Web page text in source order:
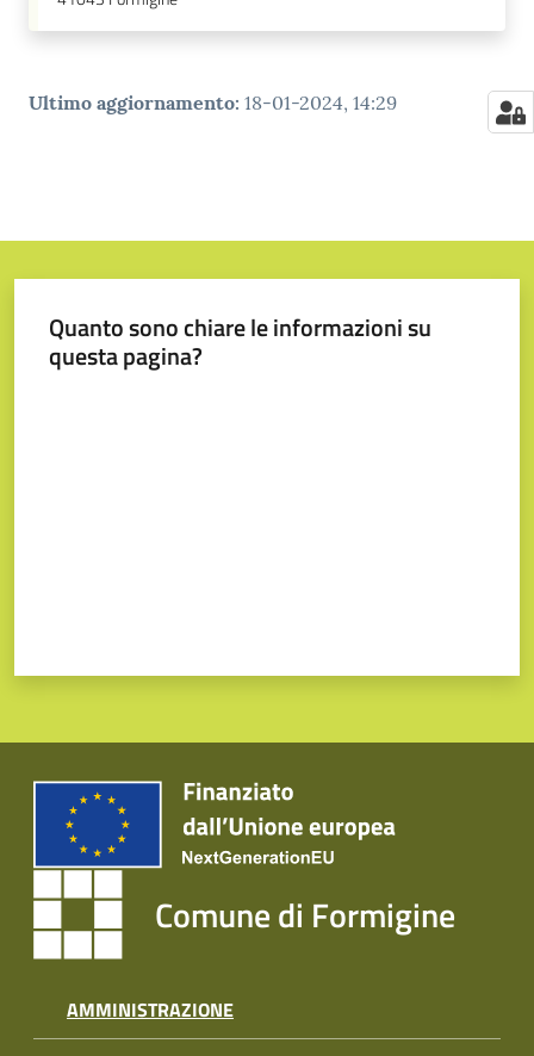
Ultimo aggiornamento: 18-01-2024, 14:29
Quanto sono chiare le informazioni su
questa pagina?
Comune di Formigine
AMMINISTRAZIONE